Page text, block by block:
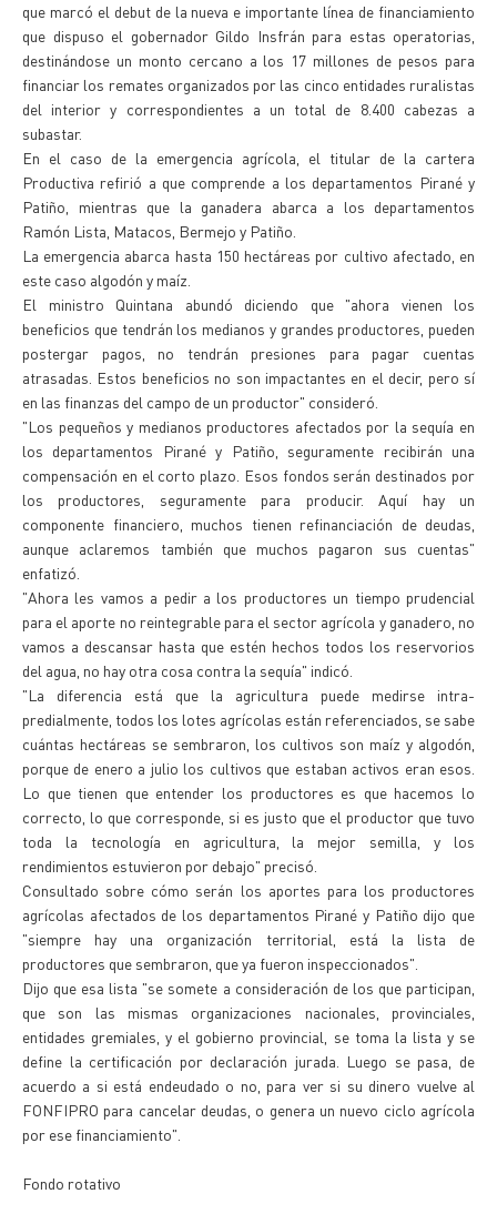
que marcó el debut de la nueva e importante línea de financiamiento
que dispuso el gobernador Gildo Insfrán para estas operatorias,
destinándose un monto cercano a los 17 millones de pesos para
financiar los remates organizados por las cinco entidades ruralistas
del interior y correspondientes a un total de 8.400 cabezas a
subastar.
En el caso de la emergencia agrícola, el titular de la cartera
Productiva refirió a que comprende a los departamentos Pirané y
Patiño, mientras que la ganadera abarca a los departamentos
Ramón Lista, Matacos, Bermejo y Patiño.
La emergencia abarca hasta 150 hectáreas por cultivo afectado, en
este caso algodón y maíz.
El ministro Quintana abundó diciendo que "ahora vienen los
beneficios que tendrán los medianos y grandes productores, pueden
postergar pagos, no tendrán presiones para pagar cuentas
atrasadas. Estos beneficios no son impactantes en el decir, pero sí
en las finanzas del campo de un productor" consideró.
"Los pequeños y medianos productores afectados por la sequía en
los departamentos Pirané y Patiño, seguramente recibirán una
compensación en el corto plazo. Esos fondos serán destinados por
los productores, seguramente para producir. Aquí hay un
componente financiero, muchos tienen refinanciación de deudas,
aunque aclaremos también que muchos pagaron sus cuentas"
enfatizó.
"Ahora les vamos a pedir a los productores un tiempo prudencial
para el aporte no reintegrable para el sector agrícola y ganadero, no
vamos a descansar hasta que estén hechos todos los reservorios
del agua, no hay otra cosa contra la sequía" indicó.
"La diferencia está que la agricultura puede medirse intra-
predialmente, todos los lotes agrícolas están referenciados, se sabe
cuántas hectáreas se sembraron, los cultivos son maíz y algodón,
porque de enero a julio los cultivos que estaban activos eran esos.
Lo que tienen que entender los productores es que hacemos lo
correcto, lo que corresponde, si es justo que el productor que tuvo
toda la tecnología en agricultura, la mejor semilla, y los
rendimientos estuvieron por debajo" precisó.
Consultado sobre cómo serán los aportes para los productores
agrícolas afectados de los departamentos Pirané y Patiño dijo que
"siempre hay una organización territorial, está la lista de
productores que sembraron, que ya fueron inspeccionados".
Dijo que esa lista "se somete a consideración de los que participan,
que son las mismas organizaciones nacionales, provinciales,
entidades gremiales, y el gobierno provincial, se toma la lista y se
define la certificación por declaración jurada. Luego se pasa, de
acuerdo a si está endeudado o no, para ver si su dinero vuelve al
FONFIPRO para cancelar deudas, o genera un nuevo ciclo agrícola
por ese financiamiento".
Fondo rotativo